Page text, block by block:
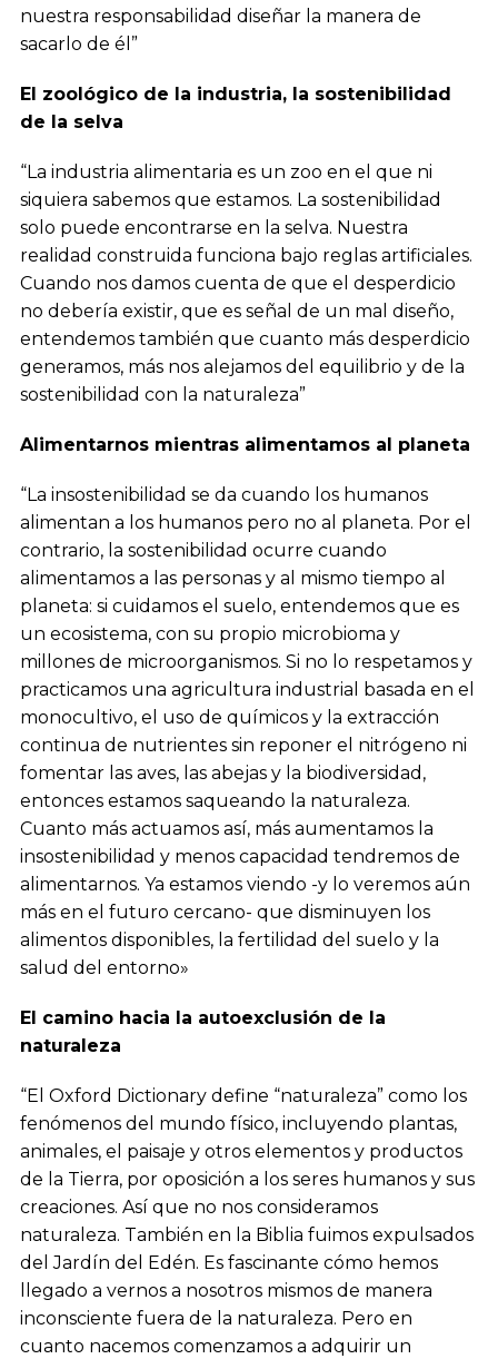
nuestra responsabilidad diseñar la manera de
sacarlo de él”
El zoológico de la industria, la sostenibilidad
de la selva
“La industria alimentaria es un zoo en el que ni
siquiera sabemos que estamos. La sostenibilidad
solo puede encontrarse en la selva. Nuestra
realidad construida funciona bajo reglas artificiales.
Cuando nos damos cuenta de que el desperdicio
no debería existir, que es señal de un mal diseño,
entendemos también que cuanto más desperdicio
generamos, más nos alejamos del equilibrio y de la
sostenibilidad con la naturaleza”
Alimentarnos mientras alimentamos al planeta
“La insostenibilidad se da cuando los humanos
alimentan a los humanos pero no al planeta. Por el
contrario, la sostenibilidad ocurre cuando
alimentamos a las personas y al mismo tiempo al
planeta: si cuidamos el suelo, entendemos que es
un ecosistema, con su propio microbioma y
millones de microorganismos. Si no lo respetamos y
practicamos una agricultura industrial basada en el
monocultivo, el uso de químicos y la extracción
continua de nutrientes sin reponer el nitrógeno ni
fomentar las aves, las abejas y la biodiversidad,
entonces estamos saqueando la naturaleza.
Cuanto más actuamos así, más aumentamos la
insostenibilidad y menos capacidad tendremos de
alimentarnos. Ya estamos viendo -y lo veremos aún
más en el futuro cercano- que disminuyen los
alimentos disponibles, la fertilidad del suelo y la
salud del entorno»
El camino hacia la autoexclusión de la
naturaleza
“El Oxford Dictionary define “naturaleza” como los
fenómenos del mundo físico, incluyendo plantas,
animales, el paisaje y otros elementos y productos
de la Tierra, por oposición a los seres humanos y sus
creaciones. Así que no nos consideramos
naturaleza. También en la Biblia fuimos expulsados
del Jardín del Edén. Es fascinante cómo hemos
llegado a vernos a nosotros mismos de manera
inconsciente fuera de la naturaleza. Pero en
cuanto nacemos comenzamos a adquirir un